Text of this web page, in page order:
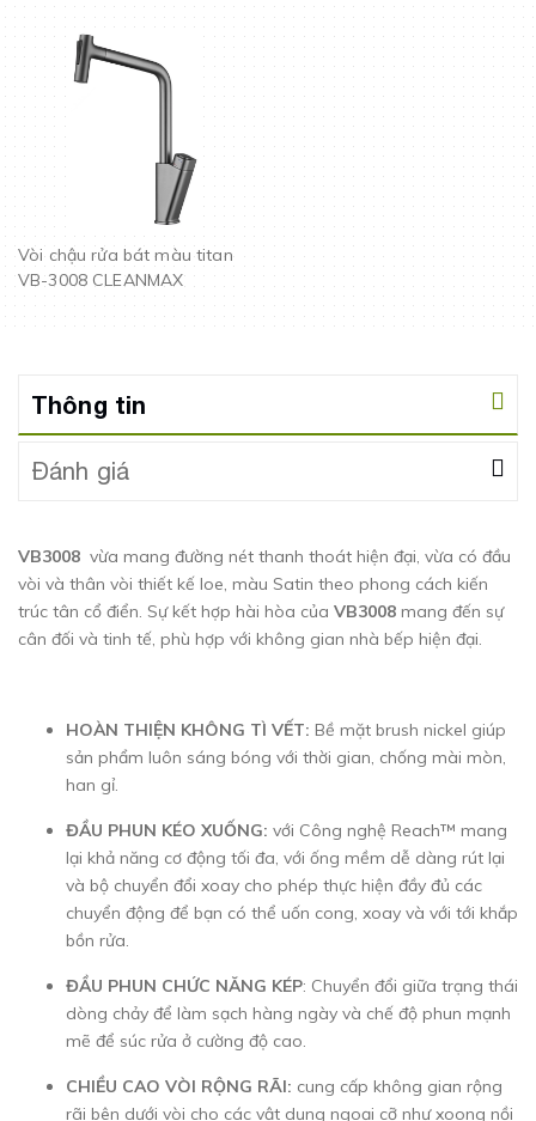
Vòi chậu rửa bát màu titan
VB-3008 CLEANMAX
Thông tin
Đánh giá
VB3008 vừa mang đường nét thanh thoát hiện đại, vừa có đầu
vòi và thân vòi thiết kế loe, màu Satin theo phong cách kiến
trúc tân cổ điển. Sự kết hợp hài hòa của VB3008 mang đến sự
cân đối và tinh tế, phù hợp với không gian nhà bếp hiện đại.
HOÀN THIỆN KHÔNG TÌ VẾT: Bề mặt brush nickel giúp
sản phẩm luôn sáng bóng với thời gian, chống mài mòn,
han gỉ.
ĐẦU PHUN KÉO XUỐNG: với Công nghệ Reach™ mang
lại khả năng cơ động tối đa, với ống mềm dễ dàng rút lại
và bộ chuyển đổi xoay cho phép thực hiện đầy đủ các
chuyển động để bạn có thể uốn cong, xoay và với tới khắp
bồn rửa.
ĐẦU PHUN CHỨC NĂNG KÉP: Chuyển đổi giữa trạng thái
dòng chảy để làm sạch hàng ngày và chế độ phun mạnh
mẽ để súc rửa ở cường độ cao.
CHIỀU CAO VÒI RỘNG RÃI: cung cấp không gian rộng
rãi bên dưới vòi cho các vật dụng ngoại cỡ như xoong nồi